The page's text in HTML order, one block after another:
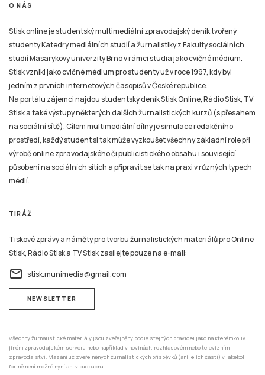
O NÁS
Stisk online je studentský multimediální zpravodajský deník tvořený
studenty Katedry mediálních studií a žurnalistiky z Fakulty sociálních
studií Masarykovy univerzity Brno v rámci studia jako cvičné médium.
Stisk vznikl jako cvičné médium pro studenty už v roce 1997, kdy byl
jedním z prvních internetových časopisů v České republice.
Na portálu zájemci najdou studentský deník Stisk Online, Rádio Stisk, TV
Stisk a také výstupy některých dalších žurnalistických kurzů (s přesahem
na sociální sítě). Cílem multimediální dílny je simulace redakčního
prostředí, každý student si tak může vyzkoušet všechny základní role při
výrobě online zpravodajského či publicistického obsahu i související
působení na sociálních sítích a připravit se tak na praxi v různých typech
médií.
TIRÁŽ
Tiskové zprávy a náměty pro tvorbu žurnalistických materiálů pro Online
Stisk, Rádio Stisk a TV Stisk zasílejte pouze na e-mail:
email stisk.munimedia@gmail.com
NEWSLETTER
Všechny žurnalistické materiály jsou zveřejněny podle stejných pravidel jako na kterémkoliv
jiném zpravodajském serveru nebo například v novinách, rozhlasovém nebo televizním
zpravodajství. Mazání už zveřejněných žurnalistických příspěvků (ani jejich částí) v jakékoli
formě není možné nyní ani v budoucnu.